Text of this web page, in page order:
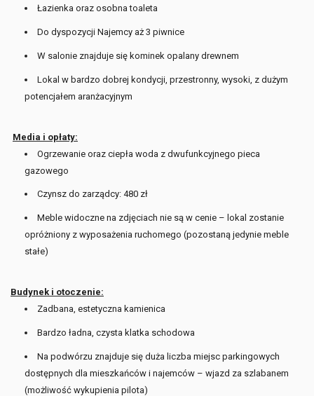
Łazienka oraz osobna toaleta
Do dyspozycji Najemcy aż 3 piwnice
W salonie znajduje się kominek opalany drewnem
Lokal w bardzo dobrej kondycji, przestronny, wysoki, z dużym
potencjałem aranżacyjnym
Media i opłaty:
Ogrzewanie oraz ciepła woda z dwufunkcyjnego pieca
gazowego
Czynsz do zarządcy: 480 zł
Meble widoczne na zdjęciach nie są w cenie – lokal zostanie
opróżniony z wyposażenia ruchomego (pozostaną jedynie meble
stałe)
Budynek i otoczenie:
Zadbana, estetyczna kamienica
Bardzo ładna, czysta klatka schodowa
Na podwórzu znajduje się duża liczba miejsc parkingowych
dostępnych dla mieszkańców i najemców – wjazd za szlabanem
(możliwość wykupienia pilota)